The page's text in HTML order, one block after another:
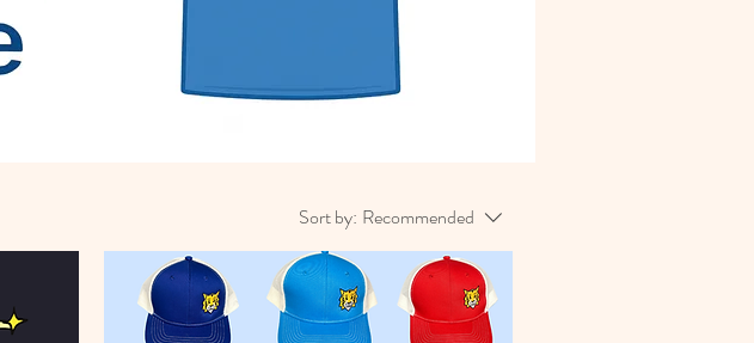
Sort by: Recommended